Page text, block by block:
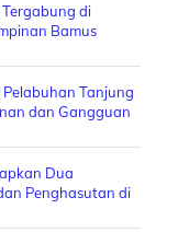
di
Bamus
Pelabuhan Tanjung
dan Gangguan
Dua
Penghasutan di